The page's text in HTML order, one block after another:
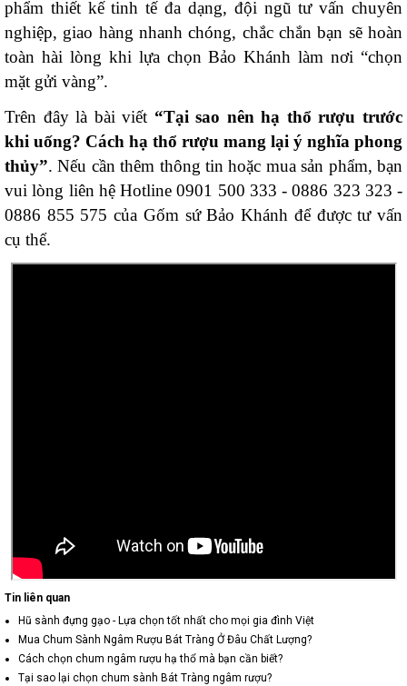
phẩm thiết kế tinh tế đa dạng, đội ngũ tư vấn chuyên
nghiệp, giao hàng nhanh chóng, chắc chắn bạn sẽ hoàn
toàn hài lòng khi lựa chọn Bảo Khánh làm nơi “chọn
mặt gửi vàng”.
Trên đây là bài viết “Tại sao nên hạ thổ rượu trước
khi uống? Cách hạ thổ rượu mang lại ý nghĩa phong
thủy”. Nếu cần thêm thông tin hoặc mua sản phẩm, bạn
vui lòng liên hệ Hotline 0901 500 333 - 0886 323 323 -
0886 855 575 của Gốm sứ Bảo Khánh để được tư vấn
cụ thể.
Tin liên quan
Hũ sành đựng gạo - Lựa chọn tốt nhất cho mọi gia đình Việt
Mua Chum Sành Ngâm Rượu Bát Tràng Ở Đâu Chất Lượng?
Cách chọn chum ngâm rượu hạ thổ mà bạn cần biết?
Tại sao lại chọn chum sành Bát Tràng ngâm rượu?